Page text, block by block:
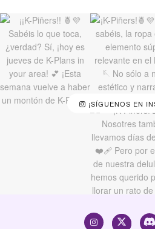
¡SÍGUENOS EN